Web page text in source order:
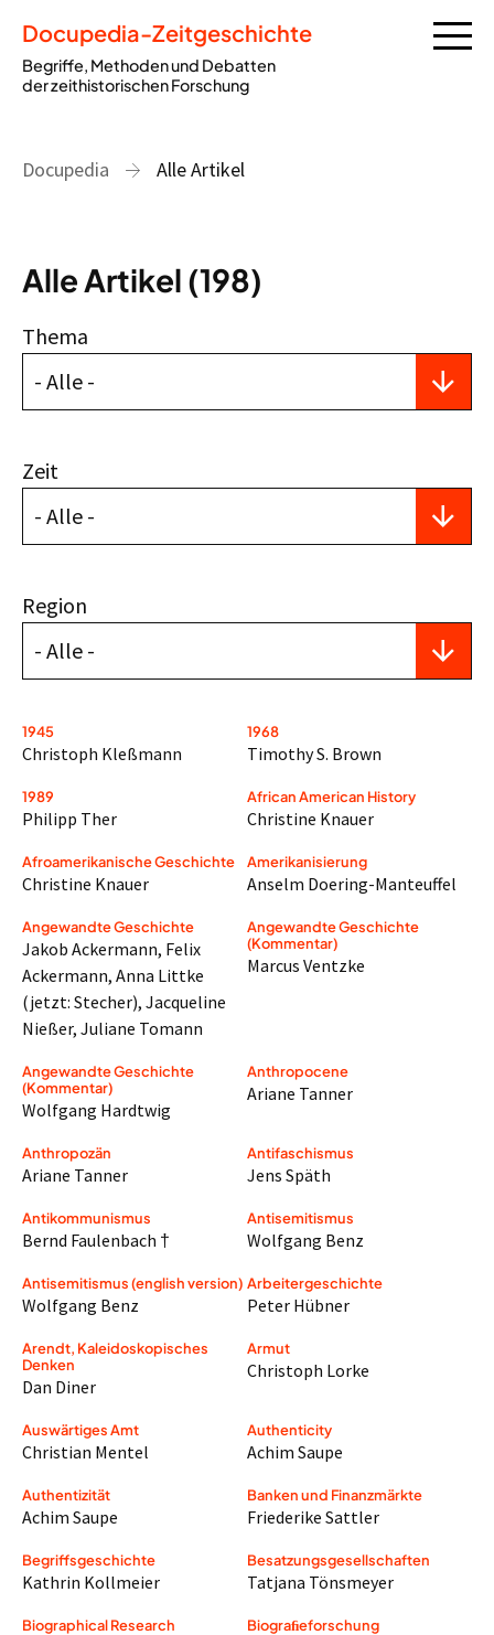
Docupedia-Zeitgeschichte
Begriffe, Methoden und Debatten
der zeithistorischen Forschung
Docupedia Alle Artikel
Alle Artikel (198)
Thema
Zeit
Region
1945
Christoph Kleßmann
1968
Timothy S. Brown
1989
Philipp Ther
African American History
Christine Knauer
Afroamerikanische Geschichte
Christine Knauer
Amerikanisierung
Anselm Doering-Manteuffel
Angewandte Geschichte
Jakob Ackermann, Felix
Ackermann, Anna Littke
(jetzt: Stecher), Jacqueline
Nießer, Juliane Tomann
Angewandte Geschichte
(Kommentar)
Marcus Ventzke
Angewandte Geschichte
(Kommentar)
Wolfgang Hardtwig
Anthropocene
Ariane Tanner
Anthropozän
Ariane Tanner
Antifaschismus
Jens Späth
Antikommunismus
Bernd Faulenbach †
Antisemitismus
Wolfgang Benz
Antisemitismus (english version)
Wolfgang Benz
Arbeitergeschichte
Peter Hübner
Arendt, Kaleidoskopisches
Denken
Dan Diner
Armut
Christoph Lorke
Auswärtiges Amt
Christian Mentel
Authenticity
Achim Saupe
Authentizität
Achim Saupe
Banken und Finanzmärkte
Friederike Sattler
Begriffsgeschichte
Kathrin Kollmeier
Besatzungsgesellschaften
Tatjana Tönsmeyer
Biographical Research Biograﬁeforschung